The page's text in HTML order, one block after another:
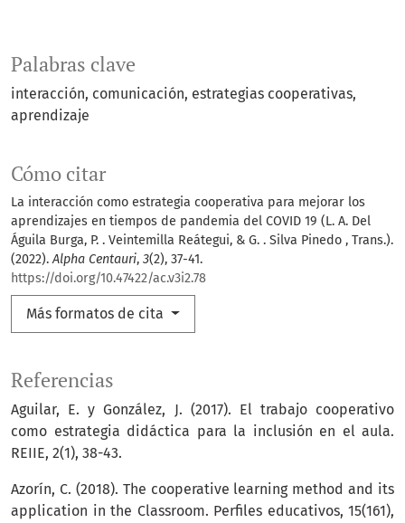
Palabras clave
interacción comunicación estrategias cooperativas
aprendizaje
Cómo citar
La interacción como estrategia cooperativa para mejorar los
aprendizajes en tiempos de pandemia del COVID 19 (L. A. Del
Águila Burga, P. . Veintemilla Reátegui, & G. . Silva Pinedo , Trans.).
(2022).Alpha Centauri, 3(2), 37-41.
https://doi.org/10.47422/ac.v3i2.78
Más formatos de cita
Referencias
Aguilar, E. y González, J. (2017). El trabajo cooperativo
como estrategia didáctica para la inclusión en el aula.
REIIE, 2(1), 38-43.
Azorín, C. (2018). The cooperative learning method and its
application in the Classroom. Perfiles educativos, 15(161),